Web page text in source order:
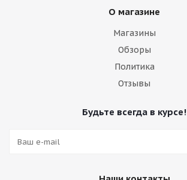
О магазине
Магазины
Обзоры
Политика
Отзывы
Будьте всегда в курсе!